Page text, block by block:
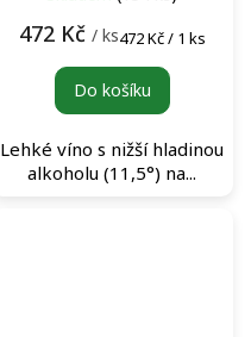
472 Kč / ksMěrná
472 Kč / 1 ks
Do košíku
Lehké víno s nižší hladinou
alkoholu (11,5°) na...